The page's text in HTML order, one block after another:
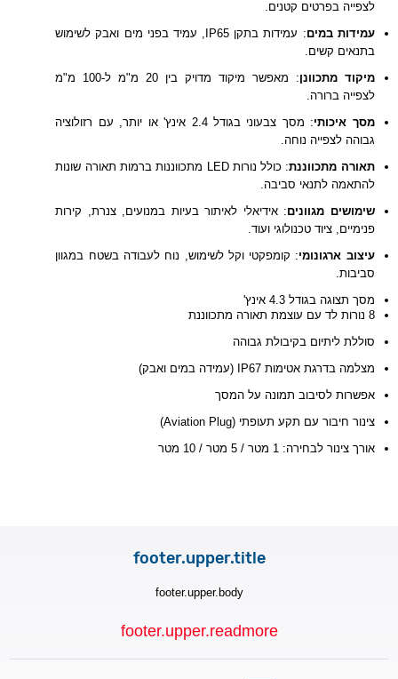
לצפייה בפרטים קטנים.
עמידות במים
: עמידות בתקן IP65, עמיד בפני מים ואבק לשימוש
בתנאים קשים.
מיקוד מתכוונן
: מאפשר מיקוד מדויק בין 20 מ"מ ל-100 מ"מ
לצפייה ברורה.
מסך איכותי
: מסך צבעוני בגודל 2.4 אינץ' או יותר, עם רזולוציה
גבוהה לצפייה נוחה.
תאורה מתכווננת
: כולל נורות LED מתכווננות ברמות תאורה שונות
להתאמה לתנאי סביבה.
שימושים מגוונים: אידיאלי לאיתור בעיות במנועים, צנרת, קירות
פנימיים, ציוד טכנולוגי ועוד.
עיצוב ארגונומי: קומפקטי וקל לשימוש, נוח לעבודה בשטח במגוון
סביבות.
מסך תצוגה בגודל 4.3 אינץ'
8 נורות לד עם עוצמת תאורה מתכווננת
סוללת ליתיום בקיבולת גבוהה
מצלמה בדרגת אטימות IP67 (עמידה במים ואבק)
אפשרות לסיבוב תמונה על המסך
צינור חיבור עם תקע תעופתי (Aviation Plug)
אורך צינור לבחירה: 1 מטר / 5 מטר / 10 מטר
footer.upper.title
footer.upper.body
footer.upper.readmore